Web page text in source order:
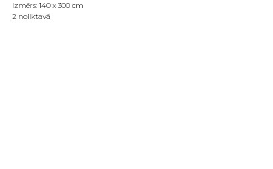
Izmērs: 140 x 300 cm
2 noliktavā